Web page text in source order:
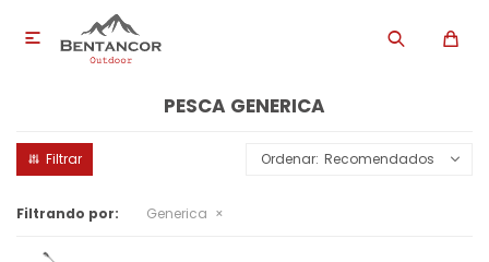

PESCA GENERICA
Recomendados
Filtrando por: Generica